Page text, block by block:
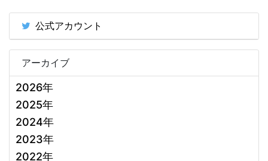
公式アカウント
アーカイブ
2026年
2025年
2024年
2023年
2022年